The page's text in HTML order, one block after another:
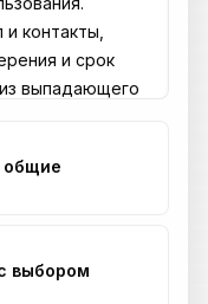
общие
выбором